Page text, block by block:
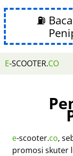
⛽
E-SCOOTER.CO
e-scooter.co,
promosi skuter